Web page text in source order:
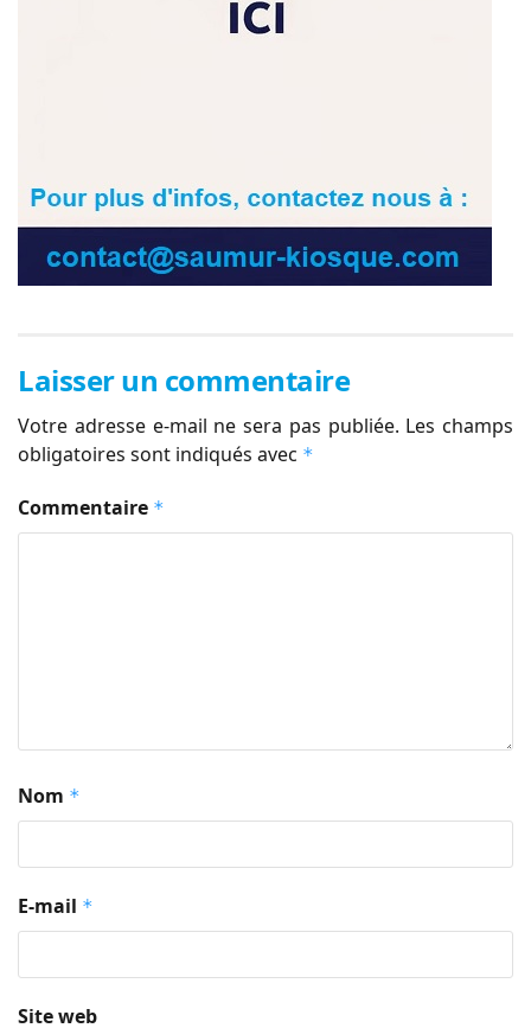
Laisser un commentaire
Votre adresse e-mail ne sera pas publiée. Les champs
obligatoires sont indiqués avec *
Commentaire *
Nom *
E-mail *
Site web